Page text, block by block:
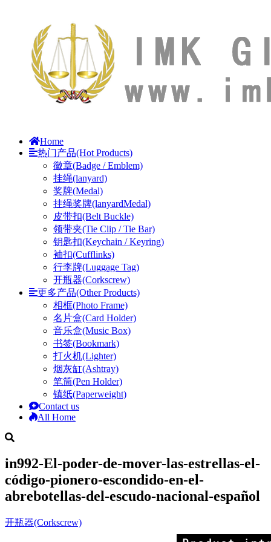
Home
热门产品(Hot Products)
徽章(Badge / Emblem)
挂绳(lanyard)
奖牌(Medal)
挂绳奖牌(lanyardMedal)
皮带扣(Belt Buckle)
领带夹(Tie Clip / Tie Bar)
钥匙扣(Keychain / Keyring)
袖扣(Cufflinks)
行李牌(Luggage Tag)
开瓶器(Corkscrew)
更多产品(Other Products)
相框(Photo Frame)
名片盒(Card Holder)
音乐盒(Music Box)
书签(Bookmark)
打火机(Lighter)
烟灰缸(Ashtray)
笔筒(Pen Holder)
镇纸(Paperweight)
Contact us
All Home
in992-El-poder-de-mover-las-estrellas-el-
código-pionero-escondido-en-el-
abrebotellas-del-escudo-nacional-español
开瓶器(Corkscrew)